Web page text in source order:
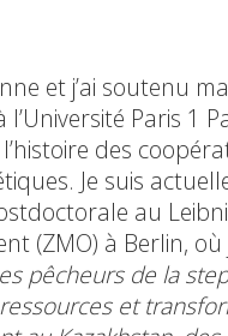
et j’ai soutenu
l’Université Paris 1
des
Je suis
au
(ZMO) à Berlin,
pêcheurs de la
et